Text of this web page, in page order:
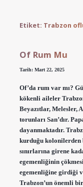
Etiket: Trabzon
Of Rum Mu
Tarih: Mart 22, 2025
Of’da rum var mı?
kökenli aileler
Beyazıtlar, Melesler,
torunları San’dır.
dayanmaktadır.
kurduğu kolonilerden
sınırlarına girene
egemenliğinin
egemenliğine girdiği
Trabzon’un önemli